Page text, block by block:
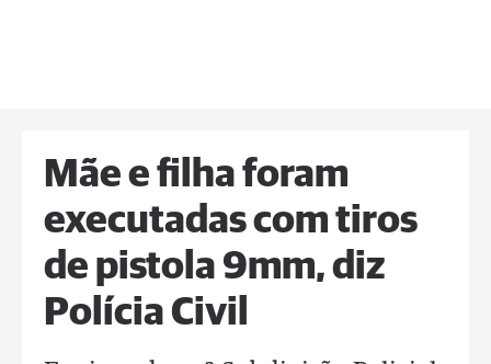
Mãe e filha foram
executadas com tiros
de pistola 9mm, diz
Polícia Civil